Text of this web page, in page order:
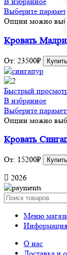
Выберите
Опции можно
Кровать
От: 23500₽
Быстрый
В избранное
Выберите
Опции можно
Кровать
От: 15200₽
2026
Меню
Информация
О нас